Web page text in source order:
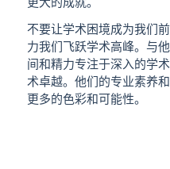
不要让学术困境成为我们
力我们飞跃学术高峰。与
间和精力专注于深入的学
术卓越。他们的专业素养
更多的色彩和可能性。